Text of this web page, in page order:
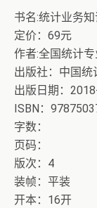
书名:统计业务知
定价：69元
作者:全国统计
出版社：中国统
出版日期：
ISBN：
字数：
页码：
版次：4
装帧：平装
开本：16开